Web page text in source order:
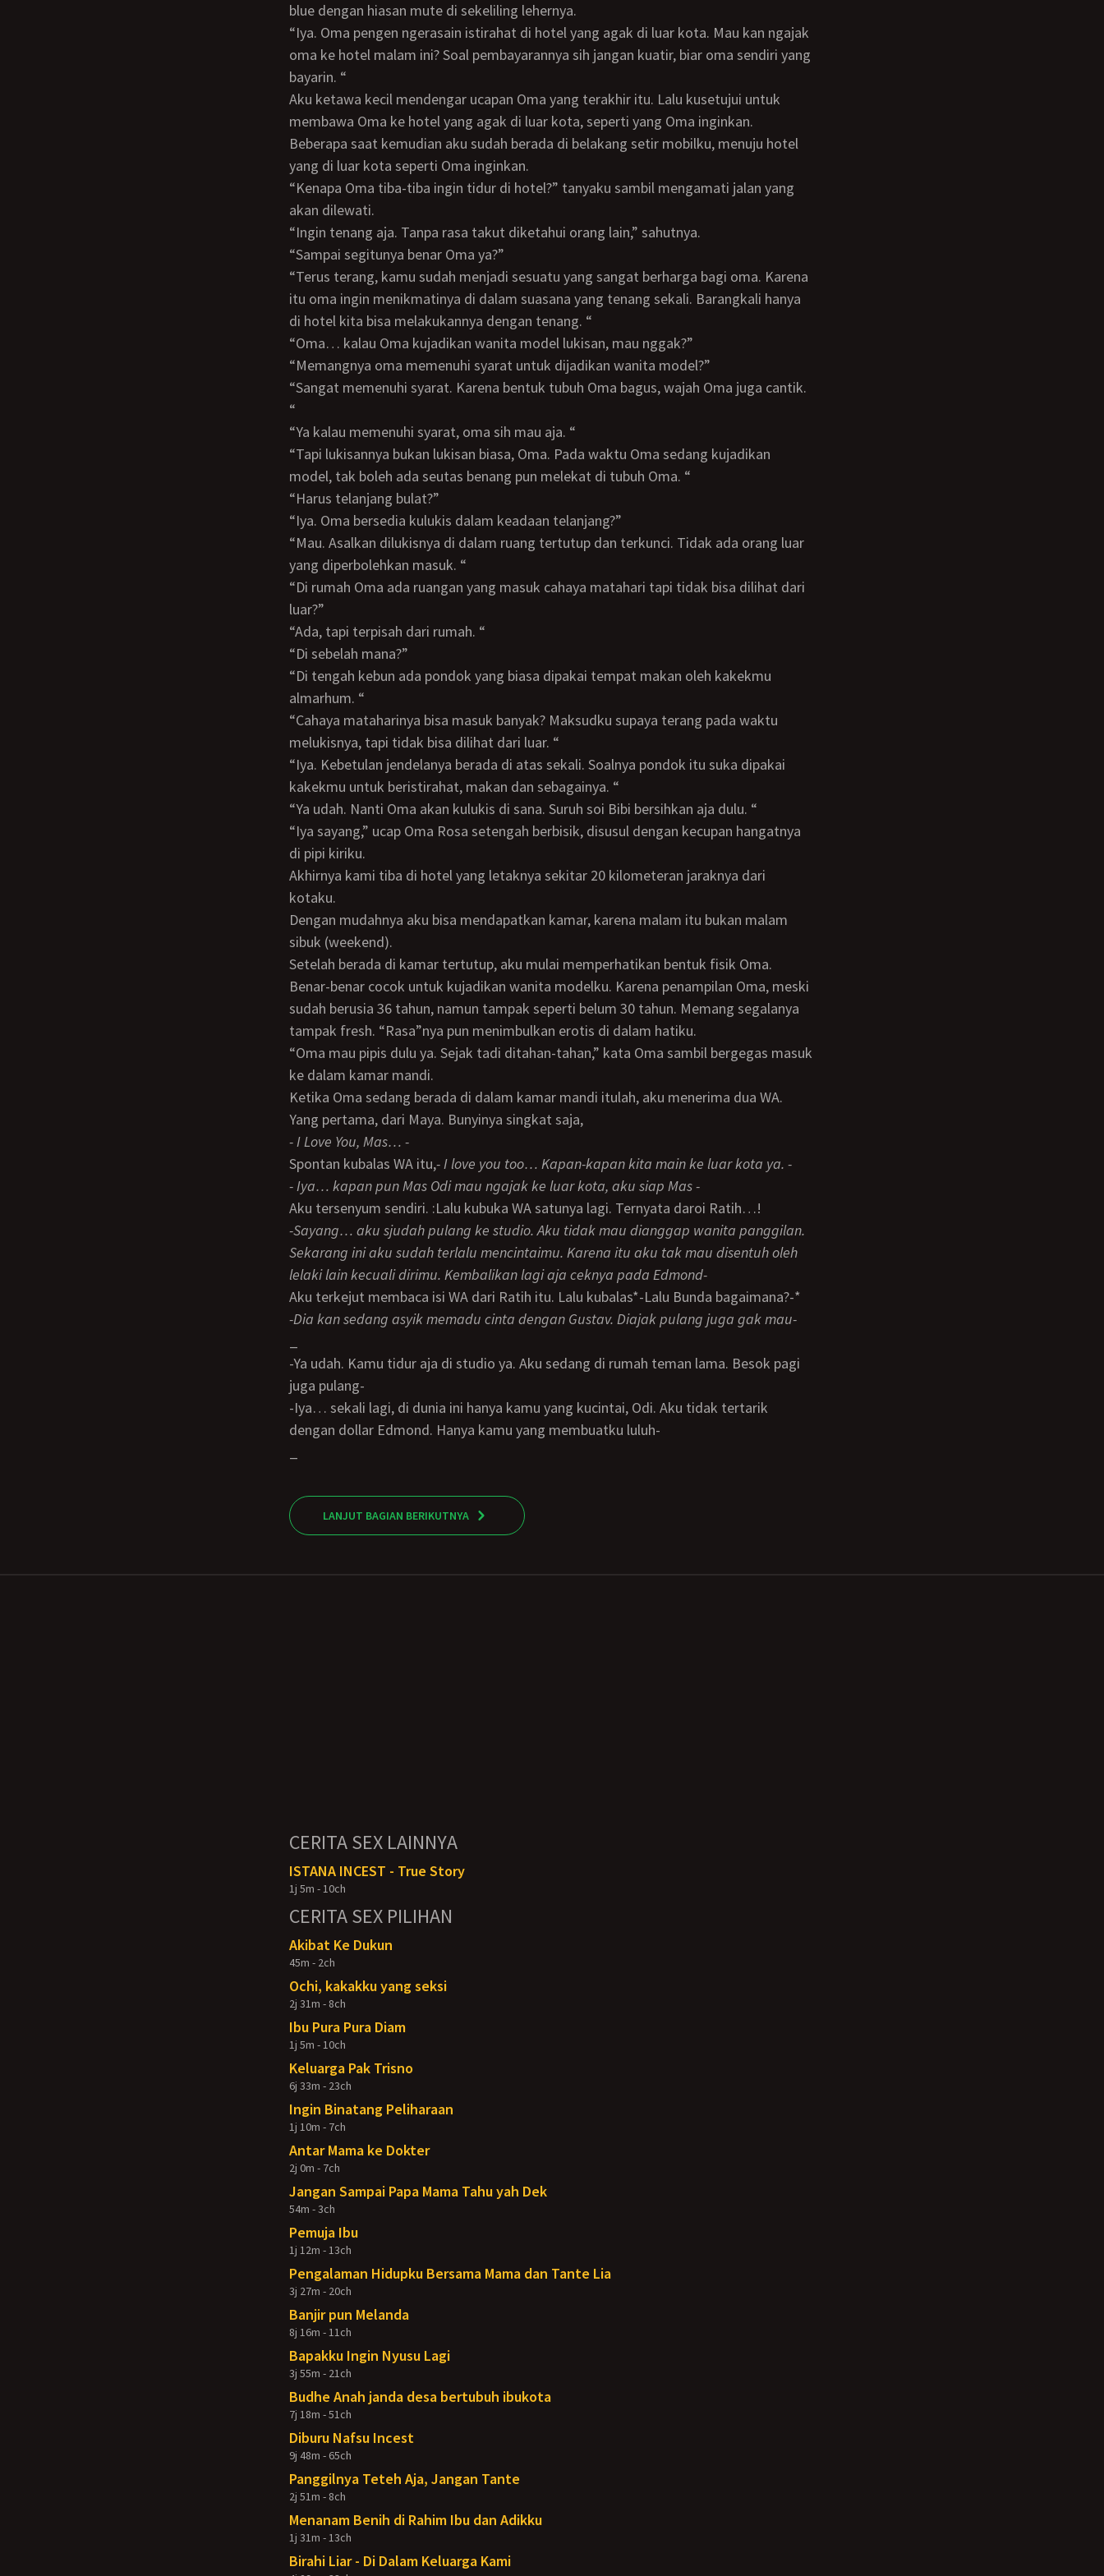
blue dengan hiasan mute di sekeliling lehernya.
“Iya. Oma pengen ngerasain istirahat di hotel yang agak di luar kota. Mau kan ngajak
oma ke hotel malam ini? Soal pembayarannya sih jangan kuatir, biar oma sendiri yang
bayarin. “
Aku ketawa kecil mendengar ucapan Oma yang terakhir itu. Lalu kusetujui untuk
membawa Oma ke hotel yang agak di luar kota, seperti yang Oma inginkan.
Beberapa saat kemudian aku sudah berada di belakang setir mobilku, menuju hotel
yang di luar kota seperti Oma inginkan.
“Kenapa Oma tiba-tiba ingin tidur di hotel?” tanyaku sambil mengamati jalan yang
akan dilewati.
“Ingin tenang aja. Tanpa rasa takut diketahui orang lain,” sahutnya.
“Sampai segitunya benar Oma ya?”
“Terus terang, kamu sudah menjadi sesuatu yang sangat berharga bagi oma. Karena
itu oma ingin menikmatinya di dalam suasana yang tenang sekali. Barangkali hanya
di hotel kita bisa melakukannya dengan tenang. “
“Oma… kalau Oma kujadikan wanita model lukisan, mau nggak?”
“Memangnya oma memenuhi syarat untuk dijadikan wanita model?”
“Sangat memenuhi syarat. Karena bentuk tubuh Oma bagus, wajah Oma juga cantik.
“
“Ya kalau memenuhi syarat, oma sih mau aja. “
“Tapi lukisannya bukan lukisan biasa, Oma. Pada waktu Oma sedang kujadikan
model, tak boleh ada seutas benang pun melekat di tubuh Oma. “
“Harus telanjang bulat?”
“Iya. Oma bersedia kulukis dalam keadaan telanjang?”
“Mau. Asalkan dilukisnya di dalam ruang tertutup dan terkunci. Tidak ada orang luar
yang diperbolehkan masuk. “
“Di rumah Oma ada ruangan yang masuk cahaya matahari tapi tidak bisa dilihat dari
luar?”
“Ada, tapi terpisah dari rumah. “
“Di sebelah mana?”
“Di tengah kebun ada pondok yang biasa dipakai tempat makan oleh kakekmu
almarhum. “
“Cahaya mataharinya bisa masuk banyak? Maksudku supaya terang pada waktu
melukisnya, tapi tidak bisa dilihat dari luar. “
“Iya. Kebetulan jendelanya berada di atas sekali. Soalnya pondok itu suka dipakai
kakekmu untuk beristirahat, makan dan sebagainya. “
“Ya udah. Nanti Oma akan kulukis di sana. Suruh soi Bibi bersihkan aja dulu. “
“Iya sayang,” ucap Oma Rosa setengah berbisik, disusul dengan kecupan hangatnya
di pipi kiriku.
Akhirnya kami tiba di hotel yang letaknya sekitar 20 kilometeran jaraknya dari
kotaku.
Dengan mudahnya aku bisa mendapatkan kamar, karena malam itu bukan malam
sibuk (weekend).
Setelah berada di kamar tertutup, aku mulai memperhatikan bentuk fisik Oma.
Benar-benar cocok untuk kujadikan wanita modelku. Karena penampilan Oma, meski
sudah berusia 36 tahun, namun tampak seperti belum 30 tahun. Memang segalanya
tampak fresh. “Rasa”nya pun menimbulkan erotis di dalam hatiku.
“Oma mau pipis dulu ya. Sejak tadi ditahan-tahan,” kata Oma sambil bergegas masuk
ke dalam kamar mandi.
Ketika Oma sedang berada di dalam kamar mandi itulah, aku menerima dua WA.
Yang pertama, dari Maya. Bunyinya singkat saja,
- I Love You, Mas… -
Spontan kubalas WA itu,- I love you too… Kapan-kapan kita main ke luar kota ya. -
- Iya… kapan pun Mas Odi mau ngajak ke luar kota, aku siap Mas -
Aku tersenyum sendiri. :Lalu kubuka WA satunya lagi. Ternyata daroi Ratih…!
-Sayang… aku sjudah pulang ke studio. Aku tidak mau dianggap wanita panggilan.
Sekarang ini aku sudah terlalu mencintaimu. Karena itu aku tak mau disentuh oleh
lelaki lain kecuali dirimu. Kembalikan lagi aja ceknya pada Edmond-
Aku terkejut membaca isi WA dari Ratih itu. Lalu kubalas*-Lalu Bunda bagaimana?-*
-Dia kan sedang asyik memadu cinta dengan Gustav. Diajak pulang juga gak mau-
-Ya udah. Kamu tidur aja di studio ya. Aku sedang di rumah teman lama. Besok pagi
juga pulang-
-Iya… sekali lagi, di dunia ini hanya kamu yang kucintai, Odi. Aku tidak tertarik
dengan dollar Edmond. Hanya kamu yang membuatku luluh-
LANJUT BAGIAN BERIKUTNYA
CERITA SEX LAINNYA
ISTANA INCEST - True Story
1j 5m - 10ch
CERITA SEX PILIHAN
Akibat Ke Dukun
45m - 2ch
Ochi, kakakku yang seksi
2j 31m - 8ch
Ibu Pura Pura Diam
1j 5m - 10ch
Keluarga Pak Trisno
6j 33m - 23ch
Ingin Binatang Peliharaan
1j 10m - 7ch
Antar Mama ke Dokter
2j 0m - 7ch
Jangan Sampai Papa Mama Tahu yah Dek
54m - 3ch
Pemuja Ibu
1j 12m - 13ch
Pengalaman Hidupku Bersama Mama dan Tante Lia
3j 27m - 20ch
Banjir pun Melanda
8j 16m - 11ch
Bapakku Ingin Nyusu Lagi
3j 55m - 21ch
Budhe Anah janda desa bertubuh ibukota
7j 18m - 51ch
Diburu Nafsu Incest
9j 48m - 65ch
Panggilnya Teteh Aja, Jangan Tante
2j 51m - 8ch
Menanam Benih di Rahim Ibu dan Adikku
1j 31m - 13ch
Birahi Liar - Di Dalam Keluarga Kami